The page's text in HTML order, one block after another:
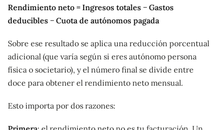
Rendimiento neto = Ingresos totales − Gastos
deducibles − Cuota de autónomos pagada
Sobre ese resultado se aplica una reducción porcentual
adicional (que varía según si eres autónomo persona
física o societario), y el número final se divide entre
doce para obtener el rendimiento neto mensual.
Esto importa por dos razones: